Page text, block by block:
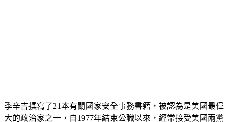
大的政治家之一，自1977年結束公職以來，經常接受美國兩黨
總統和數十位外國領導人諮詢。2023 年5月，他慶祝了自己的